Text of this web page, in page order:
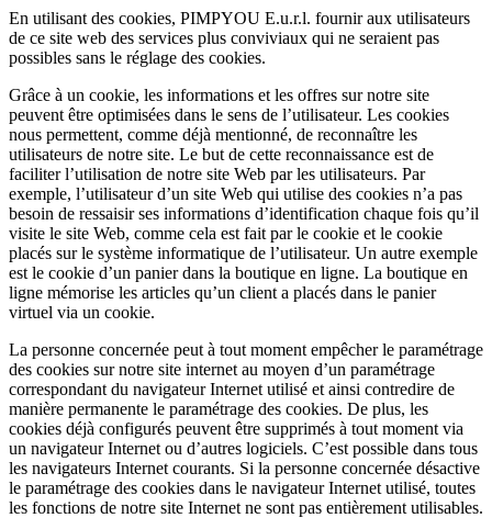
En utilisant des cookies, PIMPYOU E.u.r.l. fournir aux utilisateurs
de ce site web des services plus conviviaux qui ne seraient pas
possibles sans le réglage des cookies.
Grâce à un cookie, les informations et les offres sur notre site
peuvent être optimisées dans le sens de l’utilisateur. Les cookies
nous permettent, comme déjà mentionné, de reconnaître les
utilisateurs de notre site. Le but de cette reconnaissance est de
faciliter l’utilisation de notre site Web par les utilisateurs. Par
exemple, l’utilisateur d’un site Web qui utilise des cookies n’a pas
besoin de ressaisir ses informations d’identification chaque fois qu’il
visite le site Web, comme cela est fait par le cookie et le cookie
placés sur le système informatique de l’utilisateur. Un autre exemple
est le cookie d’un panier dans la boutique en ligne. La boutique en
ligne mémorise les articles qu’un client a placés dans le panier
virtuel via un cookie.
La personne concernée peut à tout moment empêcher le paramétrage
des cookies sur notre site internet au moyen d’un paramétrage
correspondant du navigateur Internet utilisé et ainsi contredire de
manière permanente le paramétrage des cookies. De plus, les
cookies déjà configurés peuvent être supprimés à tout moment via
un navigateur Internet ou d’autres logiciels. C’est possible dans tous
les navigateurs Internet courants. Si la personne concernée désactive
le paramétrage des cookies dans le navigateur Internet utilisé, toutes
les fonctions de notre site Internet ne sont pas entièrement utilisables.